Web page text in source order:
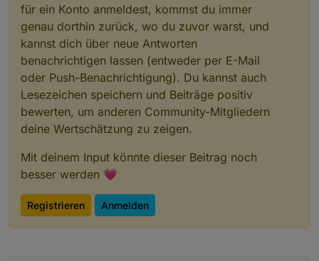
für ein Konto anmeldest, kommst du immer
genau dorthin zurück, wo du zuvor warst, und
kannst dich über neue Antworten
benachrichtigen lassen (entweder per E-Mail
oder Push-Benachrichtigung). Du kannst auch
Lesezeichen speichern und Beiträge positiv
bewerten, um anderen Community-Mitgliedern
deine Wertschätzung zu zeigen.
Mit deinem Input könnte dieser Beitrag noch
besser werden 💗
Registrieren Anmelden